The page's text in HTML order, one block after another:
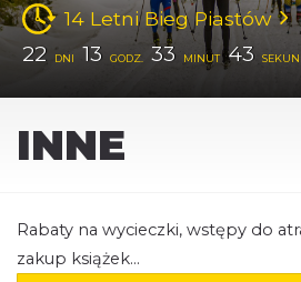
14 Letni Bieg Piastów
22 DNI 13 GODZ. 33 MINUT 43
INNE
Rabaty na wycieczki, wstępy do
zakup książek...